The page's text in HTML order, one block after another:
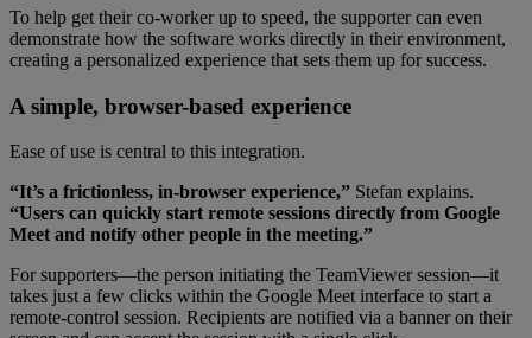
To help get their co-worker up to speed, the supporter can even
demonstrate how the software works directly in their environment,
creating a personalized experience that sets them up for success.
A simple, browser-based experience
Ease of use is central to this integration.
“It’s a frictionless, in-browser experience,” Stefan explains.
“Users can quickly start remote sessions directly from Google
Meet and notify other people in the meeting.”
For supporters—the person initiating the TeamViewer session—it
takes just a few clicks within the Google Meet interface to start a
remote-control session. Recipients are notified via a banner on their